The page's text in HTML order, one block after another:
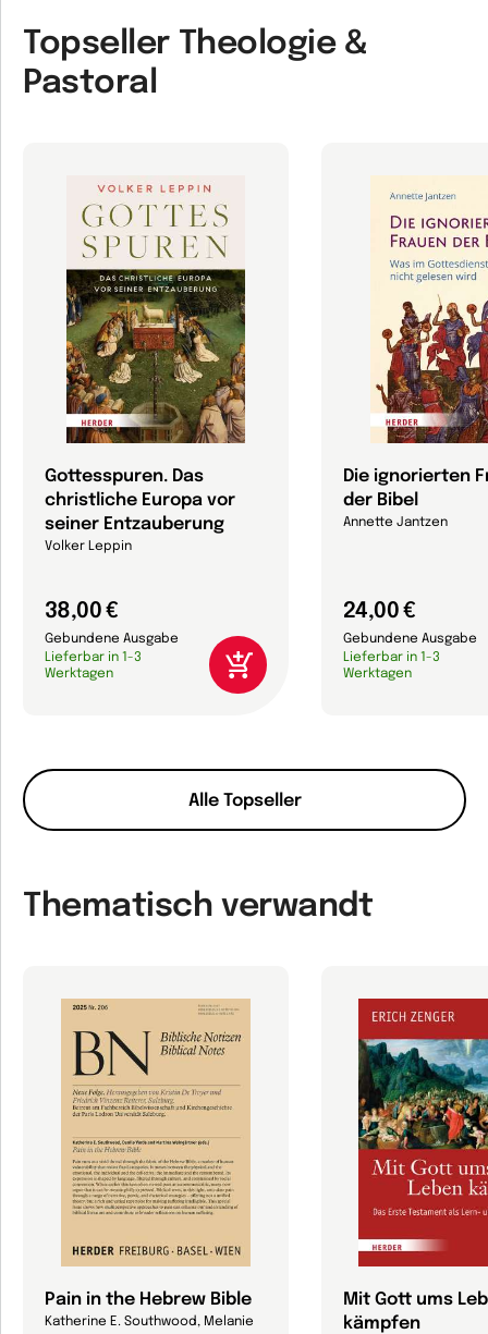
Topseller Theologie &
Pastoral
Alle Topseller
Gottesspuren. Das
christliche Europa vor
seiner Entzauberung
Volker Leppin
38,00 €
Gebundene Ausgabe
Lieferbar in 1-3
Werktagen
Die ignorierten
der Bibel
Annette Jantzen
24,00 €
Gebundene Ausgabe
Lieferbar in 1-3
Werktagen
Thematisch verwandt
Pain in the Hebrew Bible
Katherine E. Southwood, Melanie
Mit Gott ums
kämpfen